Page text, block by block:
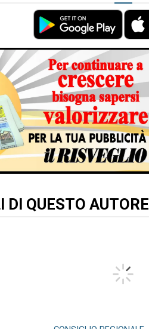
DI QUESTO AUTORE